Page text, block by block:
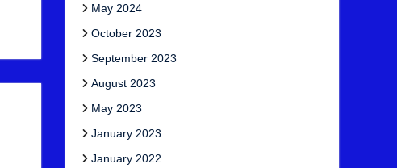
May 2024
October 2023
September 2023
August 2023
May 2023
January 2023
January 2022